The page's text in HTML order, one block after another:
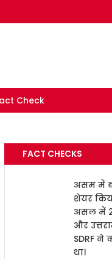
Check
FACT CHECKS
असम में
शेयर
असल में 2
और
SDRF ने
था।